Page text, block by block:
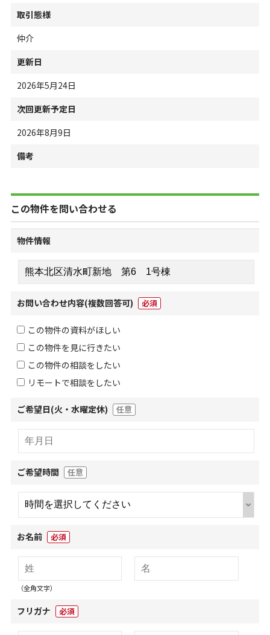
取引態様
仲介
更新日
2026年5月24日
次回更新予定日
2026年8月9日
備考
この物件を問い合わせる
物件情報
お問い合わせ内容(複数回答可) 必須
この物件の資料がほしい
この物件を見に行きたい
この物件の相談をしたい
リモートで相談をしたい
ご希望日(火・水曜定休) 任意
ご希望時間 任意
お名前 必須
（全角文字）
フリガナ 必須